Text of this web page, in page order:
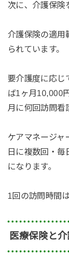
次に、介護保険
介護保険の適用
られています。
要介護度に応じ
ば1ヶ月10,000
月に何回訪問看
ケアマネージャ
日に複数回・
になります。
1回の訪問時間
医療保険と